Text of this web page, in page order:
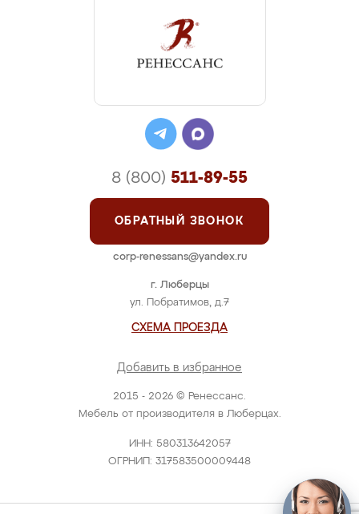
2015 - 2026 © Ренессанс.
Мебель от производителя в Люберцах.
ИНН: 580313642057
ОГРНИП: 317583500009448
г. Люберцы
ул. Побратимов, д.7
СХЕМА ПРОЕЗДА
Добавить в избранное
8 (800) 511-89-55
ОБРАТНЫЙ ЗВОНОК
corp-renessans@yandex.ru